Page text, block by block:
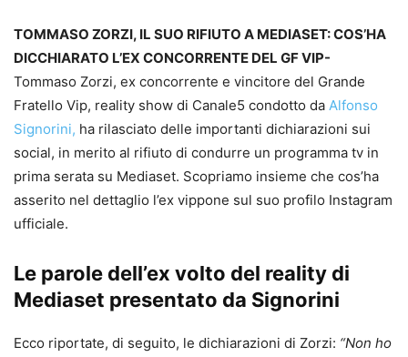
TOMMASO ZORZI, IL SUO RIFIUTO A MEDIASET: COS’HA
DICCHIARATO L’EX CONCORRENTE DEL GF VIP-
Tommaso Zorzi, ex concorrente e vincitore del Grande
Fratello Vip, reality show di Canale5 condotto da Alfonso
Signorini, ha rilasciato delle importanti dichiarazioni sui
social, in merito al rifiuto di condurre un programma tv in
prima serata su Mediaset. Scopriamo insieme che cos’ha
asserito nel dettaglio l’ex vippone sul suo profilo Instagram
ufficiale.
Le parole dell’ex volto del reality di
Mediaset presentato da Signorini
Ecco riportate, di seguito, le dichiarazioni di Zorzi: “Non ho